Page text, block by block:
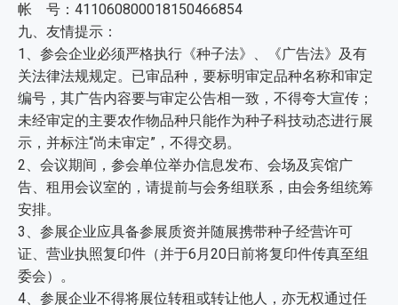
帐 号：411060800018150466854
九、友情提示：
1、参会企业必须严格执行《种子法》、《广告法》及有
关法律法规规定。已审品种，要标明审定品种名称和审定
编号，其广告内容要与审定公告相一致，不得夸大宣传；
未经审定的主要农作物品种只能作为种子科技动态进行展
示，并标注“尚未审定”，不得交易。
2、会议期间，参会单位举办信息发布、会场及宾馆广
告、租用会议室的，请提前与会务组联系，由会务组统筹
安排。
3、参展企业应具备参展质资并随展携带种子经营许可
证、营业执照复印件（并于6月20日前将复印件传真至组
委会）。
4、参展企业不得将展位转租或转让他人，亦无权通过任